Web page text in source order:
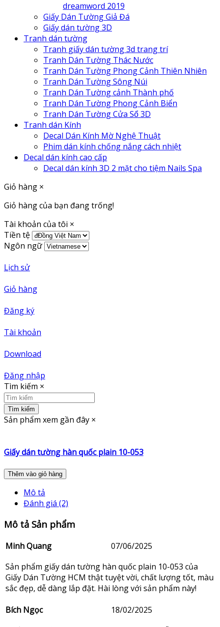
dreamword 2019
Giấy Dán Tường Giả Đá
Giấy dán tường 3D
Tranh dán tường
Tranh giấy dán tường 3d trang trí
Tranh Dán Tường Thác Nước
Tranh Dán Tường Phong Cảnh Thiên Nhiên
Tranh Dán Tường Sông Núi
Tranh Dán Tường cảnh Thành phố
Tranh Dán Tường Phong Cảnh Biển
Tranh Dán Tường Cửa Sổ 3D
Tranh dán Kính
Decal Dán Kính Mờ Nghệ Thuật
Phim dán kính chống nắng cách nhiệt
Decal dán kính cao cấp
Decal dán kính 3D 2 mặt cho tiệm Nails Spa
Giỏ hàng ×
Giỏ hàng của bạn đang trống!
Tài khoản của tôi ×
Tiền tệ
Ngôn ngữ
Lịch sử
Giỏ hàng
Đăng ký
Tài khoản
Download
Đăng nhập
Tìm kiếm ×
Tìm kiếm
Sản phẩm xem gần đây ×
Giấy dán tường hàn quốc plain 10-053
Thêm vào giỏ hàng
Mô tả
Đánh giá (2)
Mô tả Sản phẩm
Minh Quang
07/06/2025
Sản phẩm giấy dán tường hàn quốc plain 10-053 của
Giấy Dán Tường HCM thật tuyệt vời, chất lượng tốt, màu
sắc đẹp, dễ dàng lắp đặt. Hài lòng với sản phẩm này!
Bích Ngọc
18/02/2025